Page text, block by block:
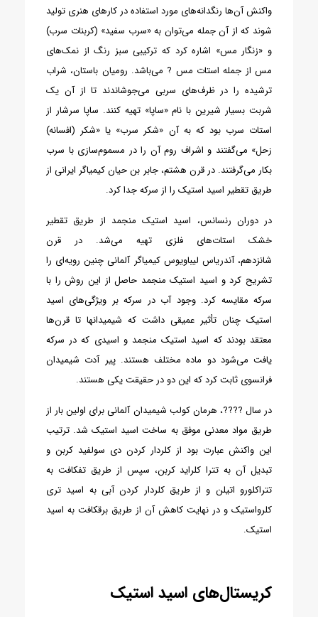
واکنش آن‌ها رنگدانه‌های مورد استفاده در کارهای هنری تولید
شوند که از آن جمله می‌توان به «سرب سفید» (کربنات سرب)
و «زنگار مس» اشاره کرد که ترکیبی سبز رنگ از نمک‌های
مس از جمله استات مس ? می‌باشد. رومیان باستان، شراب
ترشیده را در ظرف‌های سربی می‌جوشاندند تا از آن یک
شربت بسیار شیرین با نام «ساپا» تهیه کنند. ساپا سرشار از
استات سرب بود که به آن «شکر سرب» یا «شکر (افسانه)
زحل» می‌گفتند و اشراف روم آن را در مسموم‌سازی با سرب
بکار می‌گرفتند. در قرن هشتم، جابر بن حیان کیمیاگر ایرانی از
طریق تقطیر اسید استیک را از سرکه جدا کرد.
در دوران رنسانس، اسید استیک منجمد از طریق تقطیر
خشک استات‌های فلزی تهیه می‌شد. در قرن
شانزدهم، آندریاس لیباویوس کیمیاگر آلمانی چنین رویه‌ای را
تشریح کرد و اسید استیک منجمد حاصل از این روش را با
سرکه مقایسه کرد. وجود آب در سرکه بر ویژگی‌های اسید
استیک چنان تأثیر عمیقی داشت که شیمیدانها تا قرن‌ها
معتقد بودند که اسید استیک منجمد و اسیدی که در سرکه
یافت می‌شود دو ماده مختلف هستند. پیر آدت شیمیدان
فرانسوی ثابت کرد که این دو در حقیقت یکی هستند.
در سال ????، هرمان کولب شیمیدان آلمانی برای اولین بار از
طریق مواد معدنی موفق به ساخت اسید استیک شد. ترتیب
این واکنش عبارت بود از کلردار کردن دی سولفید کربن و
تبدیل آن به تترا کلراید کربن، سپس از طریق تفکافت به
تتراکلورو اتیلن و از طریق کلردار کردن آبی به اسید تری
کلرواستیک و در نهایت کاهش آن از طریق برقکافت به اسید
استیک.
کریستال‌های اسید استیک